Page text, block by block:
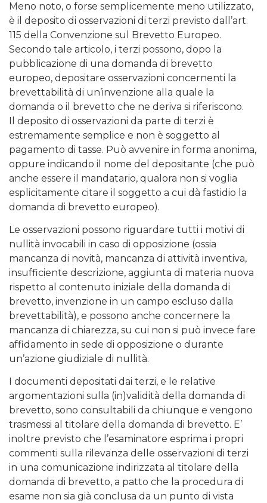
Meno noto, o forse semplicemente meno utilizzato,
è il deposito di osservazioni di terzi previsto dall’art.
115 della Convenzione sul Brevetto Europeo.
Secondo tale articolo, i terzi possono, dopo la
pubblicazione di una domanda di brevetto
europeo, depositare osservazioni concernenti la
brevettabilità di un’invenzione alla quale la
domanda o il brevetto che ne deriva si riferiscono.
Il deposito di osservazioni da parte di terzi è
estremamente semplice e non è soggetto al
pagamento di tasse. Può avvenire in forma anonima,
oppure indicando il nome del depositante (che può
anche essere il mandatario, qualora non si voglia
esplicitamente citare il soggetto a cui dà fastidio la
domanda di brevetto europeo).
Le osservazioni possono riguardare tutti i motivi di
nullità invocabili in caso di opposizione (ossia
mancanza di novità, mancanza di attività inventiva,
insufficiente descrizione, aggiunta di materia nuova
rispetto al contenuto iniziale della domanda di
brevetto, invenzione in un campo escluso dalla
brevettabilità), e possono anche concernere la
mancanza di chiarezza, su cui non si può invece fare
affidamento in sede di opposizione o durante
un’azione giudiziale di nullità.
I documenti depositati dai terzi, e le relative
argomentazioni sulla (in)validità della domanda di
brevetto, sono consultabili da chiunque e vengono
trasmessi al titolare della domanda di brevetto. E’
inoltre previsto che l’esaminatore esprima i propri
commenti sulla rilevanza delle osservazioni di terzi
in una comunicazione indirizzata al titolare della
domanda di brevetto, a patto che la procedura di
esame non sia già conclusa da un punto di vista